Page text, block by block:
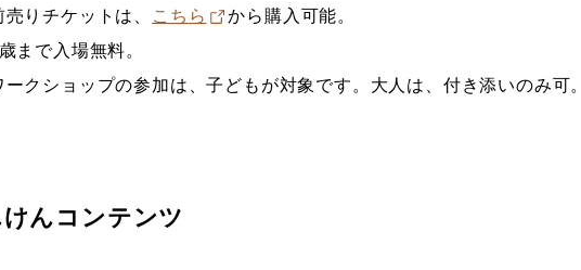
りチケットは、
こちら
から購入可能。
まで入場無料。
クショップの参加は、子どもが対象です。大人は、付き添いのみ可。
んコンテンツ